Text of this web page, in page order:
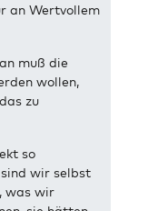
an Wertvollem
muß die
wollen,
zu
so
wir selbst
was wir